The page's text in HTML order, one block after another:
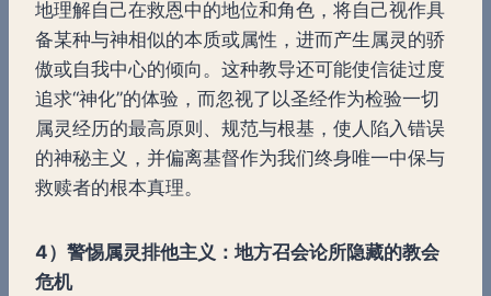
地理解自己在救恩中的地位和角色，将自己视作具
备某种与神相似的本质或属性，进而产生属灵的骄
傲或自我中心的倾向。这种教导还可能使信徒过度
追求“神化”的体验，而忽视了以圣经作为检验一切
属灵经历的最高原则、规范与根基，使人陷入错误
的神秘主义，并偏离基督作为我们终身唯一中保与
救赎者的根本真理。
4）警惕属灵排他主义：地方召会论所隐藏的教会
危机